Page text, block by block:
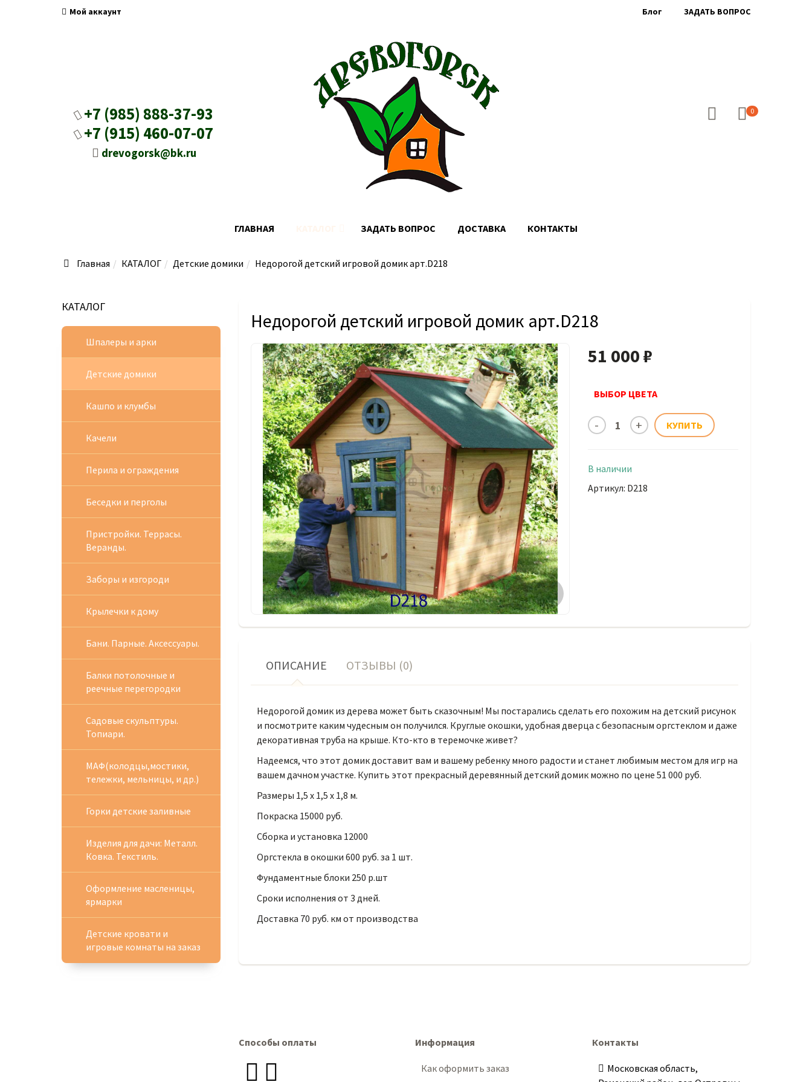
Мой аккаунт Блог ЗАДАТЬ ВОПРОС
+7 (985) 888-37-93
+7 (915) 460-07-07
drevogorsk@bk.ru
0
ГЛАВНАЯ ЗАДАТЬ ВОПРОС ДОСТАВКА КОНТАКТЫ
Главная КАТАЛОГ Детские домики Недорогой детский игровой домик арт.D218
Недорогой детский игровой домик арт.D218
51 000 ₽
ВЫБОР ЦВЕТА
В наличии
Артикул: D218
ОПИСАНИЕ ОТЗЫВЫ (0)
Недорогой домик из дерева может быть сказочным! Мы постарались сделать его похожим на детский рисунок
и посмотрите каким чудесным он получился. Круглые окошки, удобная дверца с безопасным оргстеклом и даже
декоративная труба на крыше. Кто-кто в теремочке живет?
Надеемся, что этот домик доставит вам и вашему ребенку много радости и станет любимым местом для игр на
вашем дачном участке. Купить этот прекрасный деревянный детский домик можно по цене 51 000 руб.
Размеры 1,5 х 1,5 х 1,8 м.
Покраска 15000 руб.
Сборка и установка 12000
Оргстекла в окошки 600 руб. за 1 шт.
Фундаментные блоки 250 р.шт
Сроки исполнения от 3 дней.
Доставка 70 руб. км от производства
КАТАЛОГ
Шпалеры и арки
Детские домики
Кашпо и клумбы
Качели
Перила и ограждения
Беседки и перголы
Пристройки. Террасы.
Веранды.
Заборы и изгороди
Крылечки к дому
Бани. Парные. Аксессуары.
Балки потолочные и
реечные перегородки
Садовые скульптуры.
Топиари.
МАФ(колодцы,мостики,
тележки, мельницы, и др.)
Горки детские заливные
Изделия для дачи: Металл.
Ковка. Текстиль.
Оформление масленицы,
ярмарки
Детские кровати и
игровые комнаты на заказ
Способы оплаты Информация
Как оформить заказ
Контакты
Московская область,